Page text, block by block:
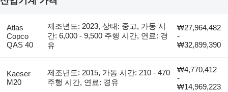
Atlas
Copco
QAS 40
제조년도: 2023, 상태: 중고, 가동 시
간: 6,000 - 9,500 주행 시간, 연료: 경
유
₩27,964,482
-
₩32,899,390
Kaeser
M20
제조년도: 2015, 가동 시간: 210 - 470
주행 시간, 연료: 경유
₩4,770,412
-
₩14,969,223